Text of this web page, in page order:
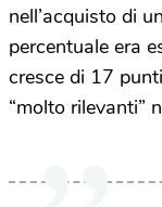
nell’acquisto di
percentuale era
cresce di 17
“molto rilevanti”